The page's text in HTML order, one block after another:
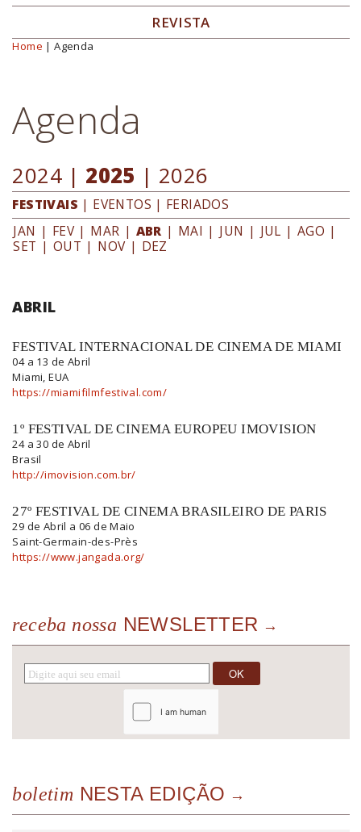
REVISTA
Você está aqui
Home | Agenda
Agenda
2024 | 2025 | 2026
FESTIVAIS | EVENTOS | FERIADOS
JAN | FEV | MAR | ABR | MAI | JUN | JUL | AGO |
SET | OUT | NOV | DEZ
ABRIL
FESTIVAL INTERNACIONAL DE CINEMA DE MIAMI
04 a 13 de Abril
Miami, EUA
https://miamifilmfestival.com/
1º FESTIVAL DE CINEMA EUROPEU IMOVISION
24 a 30 de Abril
Brasil
http://imovision.com.br/
27º FESTIVAL DE CINEMA BRASILEIRO DE PARIS
29 de Abril a 06 de Maio
Saint-Germain-des-Près
https://www.jangada.org/
receba nossa NEWSLETTER
boletim NESTA EDIÇÃO